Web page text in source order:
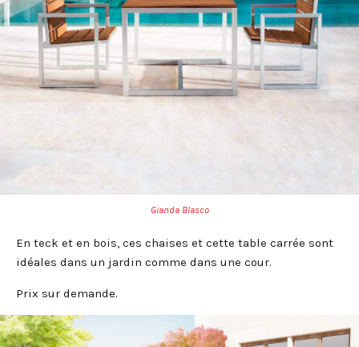
Gianda Blasco
En teck et en bois, ces chaises et cette table carrée sont
idéales dans un jardin comme dans une cour.
Prix sur demande.